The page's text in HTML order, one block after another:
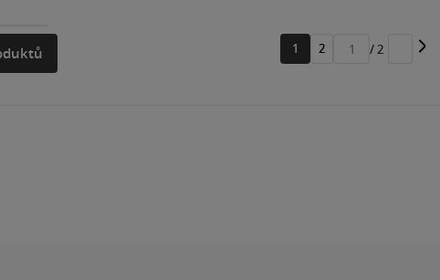
1 2
Přejít
/ 2